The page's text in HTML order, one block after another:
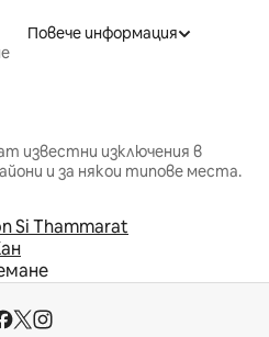
Повече информация
известни изключения в
и за някои типове места.
Si Thammarat